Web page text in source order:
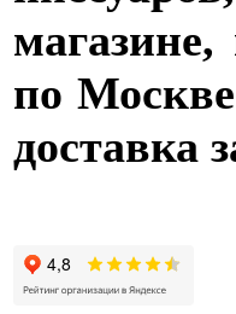
по
доставка